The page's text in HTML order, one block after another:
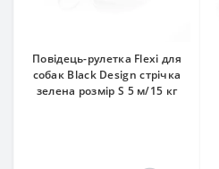
Повідець-рулетка Flexi для
собак Black Design стрічка
зелена розмір S 5 м/15 кг